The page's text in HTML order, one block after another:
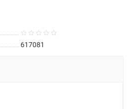
617081